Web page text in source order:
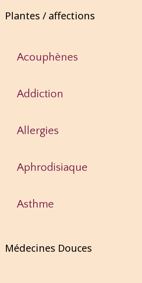
Plantes / affections
Acouphènes
Addiction
Allergies
Aphrodisiaque
Asthme
Médecines Douces